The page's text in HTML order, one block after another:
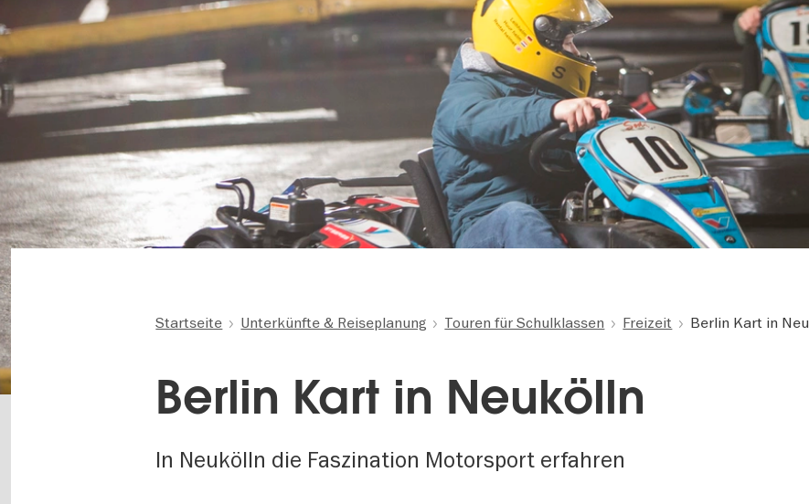
Startseite Unterkünfte & Reiseplanung Touren für Schulklassen Freizeit Berlin Kart in
Berlin Kart in Neukölln
In Neukölln die Faszination Motorsport erfahren